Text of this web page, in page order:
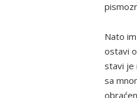
Nato
ostavi
stavi je
sa